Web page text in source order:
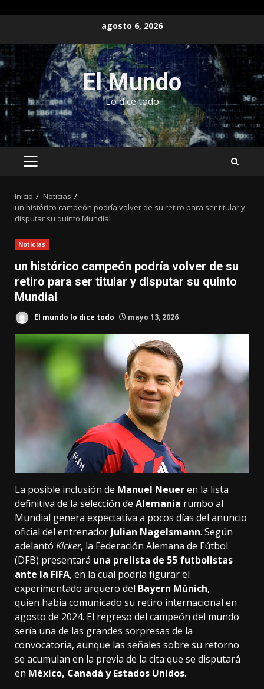
contenido
agosto 6, 2026
El Mundo
Lo dice todo
MENÚ
Inicio
Noticias
un histórico campeón podría volver de su retiro para ser titular y
disputar su quinto Mundial
Noticias
un histórico campeón podría volver de su
retiro para ser titular y disputar su quinto
Mundial
El mundo lo dice todo mayo 13, 2026
La posible inclusión de Manuel Neueren la lista
definitiva de la selección de Alemania rumbo al
Mundial genera expectativa a pocos días del anuncio
oficial del entrenador Julian Nagelsmann. Según
adelantó Kicker, la Federación Alemana de Fútbol
(DFB) presentará una prelista de 55 futbolistas
ante la FIFA, en la cual podría figurar el
experimentado arquero del Bayern Múnich,
quien había comunicado su retiro internacional en
agosto de 2024. El regreso del campeón del mundo
sería una de las grandes sorpresas de la
convocatoria, aunque las señales sobre su retorno
se acumulan en la previa de la cita que se disputará
en México, Canadá y Estados Unidos.